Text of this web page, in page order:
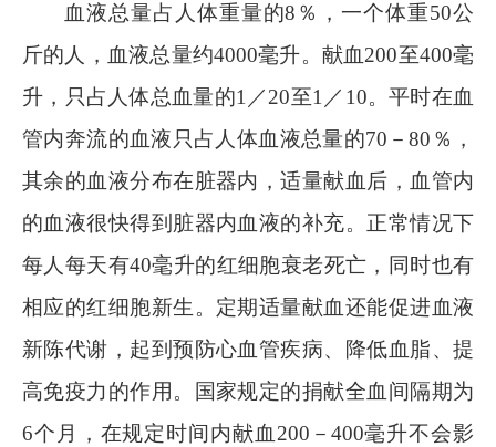
血液总量占人体重量的8 ％，一个体重50公
斤的人，血液总量约4000毫升。献血200至400毫
升，只占人体总血量的1／20至1／ 10。平时在血
管内奔流的血液只占人体血液总量的70 －80 ％，
其余的血液分布在脏器内，适量献血后，血管内
的血液很快得到脏器内血液的补充。正常情况下
每人每天有40毫升的红细胞衰老死亡，同时也有
相应的红细胞新生。定期适量献血还能促进血液
新陈代谢，起到预防心血管疾病、降低血脂、提
高免疫力的作用。国家规定的捐献全血间隔期为
6个月，在规定时间内献血200 － 400毫升不会影